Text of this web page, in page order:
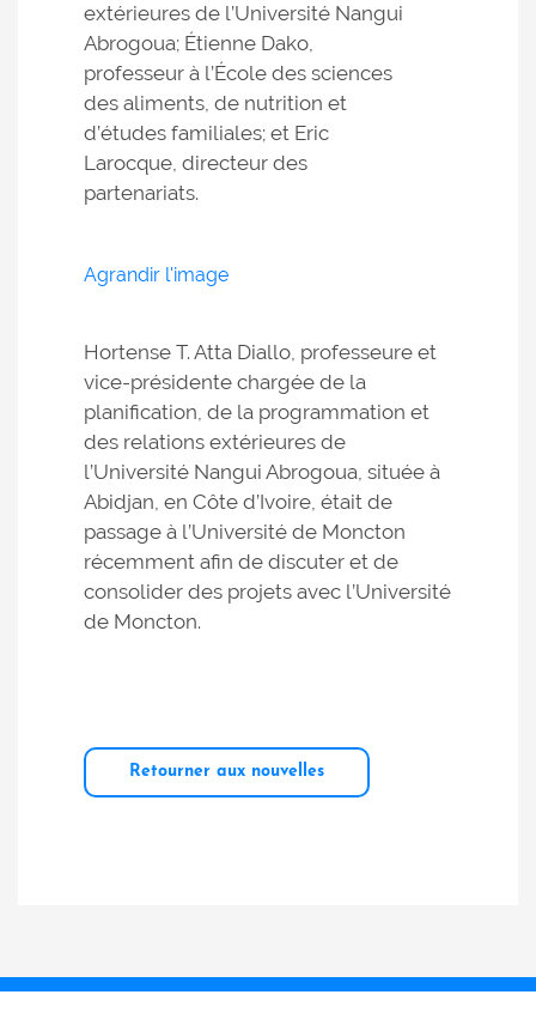
extérieures de l’Université Nangui
Abrogoua; Étienne Dako,
professeur à l’École des sciences
des aliments, de nutrition et
d’études familiales; et Eric
Larocque, directeur des
partenariats.
Agrandir l'image
Hortense T. Atta Diallo, professeure et
vice-présidente chargée de la
planification, de la programmation et
des relations extérieures de
l’Université Nangui Abrogoua, située à
Abidjan, en Côte d’Ivoire, était de
passage à l’Université de Moncton
récemment afin de discuter et de
consolider des projets avec l’Université
de Moncton.
Retourner aux nouvelles